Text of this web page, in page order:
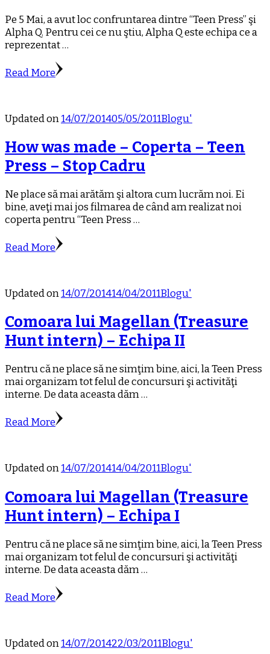
Pe 5 Mai, a avut loc confruntarea dintre “Teen Press” şi
Alpha Q. Pentru cei ce nu ştiu, Alpha Q este echipa ce a
reprezentat …
Read More
Updated on14/07/201405/05/2011Blogu'
How was made – Coperta – Teen
Press – Stop Cadru
Ne place să mai arătăm şi altora cum lucrăm noi. Ei
bine, aveţi mai jos filmarea de când am realizat noi
coperta pentru “Teen Press …
Read More
Updated on14/07/201414/04/2011Blogu'
Comoara lui Magellan (Treasure
Hunt intern) – Echipa II
Pentru că ne place să ne simţim bine, aici, la Teen Press
mai organizam tot felul de concursuri şi activităţi
interne. De data aceasta dăm …
Read More
Updated on14/07/201414/04/2011Blogu'
Comoara lui Magellan (Treasure
Hunt intern) – Echipa I
Pentru că ne place să ne simţim bine, aici, la Teen Press
mai organizam tot felul de concursuri şi activităţi
interne. De data aceasta dăm …
Read More
Updated on14/07/201422/03/2011Blogu'